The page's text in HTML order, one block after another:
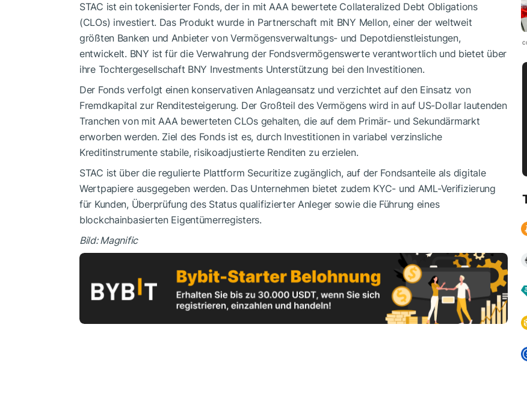
STAC ist ein tokenisierter Fonds, der in mit AAA bewertete Collateralized Debt Obligations
(CLOs) investiert. Das Produkt wurde in Partnerschaft mit BNY Mellon, einer der weltweit
größten Banken und Anbieter von Vermögensverwaltungs- und Depotdienstleistungen,
entwickelt. BNY ist für die Verwahrung der Fondsvermögenswerte verantwortlich und bietet über
ihre Tochtergesellschaft BNY Investments Unterstützung bei den Investitionen.
Der Fonds verfolgt einen konservativen Anlageansatz und verzichtet auf den Einsatz von
Fremdkapital zur Renditesteigerung. Der Großteil des Vermögens wird in auf US-Dollar lautenden
Tranchen von mit AAA bewerteten CLOs gehalten, die auf dem Primär- und Sekundärmarkt
erworben werden. Ziel des Fonds ist es, durch Investitionen in variabel verzinsliche
Kreditinstrumente stabile, risikoadjustierte Renditen zu erzielen.
STAC ist über die regulierte Plattform Securitize zugänglich, auf der Fondsanteile als digitale
Wertpapiere ausgegeben werden. Das Unternehmen bietet zudem KYC- und AML-Verifizierung
für Kunden, Überprüfung des Status qualifizierter Anleger sowie die Führung eines
blockchainbasierten Eigentümerregisters.
Bild: Magnific